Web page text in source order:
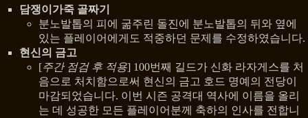
담쟁이가죽 골짜기
분노발톱의 피에 굶주린 돌진에 분노발톱의 뒤와 옆에
있는 플레이어에게도 적중하던 문제를 수정하였습니다.
현신의 금고
[주간 점검 후 적용] 100번째 길드가 신화 라자게스를 처
음으로 처치함으로써 현신의 금고 호드 명예의 전당이
마감되었습니다. 이번 시즌 공격대 역사에 이름을 올리
는 데 성공한 모든 플레이어분께 축하의 인사를 전합니